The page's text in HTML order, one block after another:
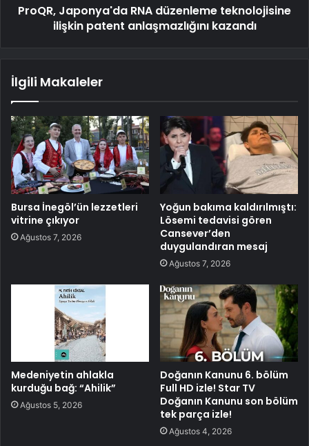
ProQR, Japonya'da RNA düzenleme teknolojisine
ilişkin patent anlaşmazlığını kazandı
İlgili Makaleler
Bursa İnegöl’ün lezzetleri
vitrine çıkıyor
Ağustos 7, 2026
Yoğun bakıma kaldırılmıştı:
Lösemi tedavisi gören
Cansever’den
duygulandıran mesaj
Ağustos 7, 2026
Medeniyetin ahlakla
kurduğu bağ: “Ahilik”
Ağustos 5, 2026
Doğanın Kanunu 6. bölüm
Full HD izle! Star TV
Doğanın Kanunu son bölüm
tek parça izle!
Ağustos 4, 2026